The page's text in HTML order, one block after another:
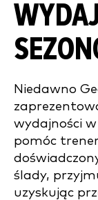
Niedawno
wydajności
pomóc
ślady,
uzyskując